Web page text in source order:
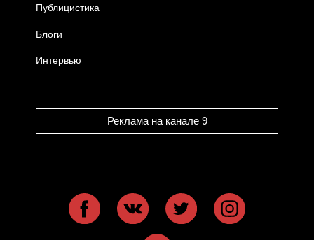
Публицистика
Блоги
Интервью
Реклама на канале 9